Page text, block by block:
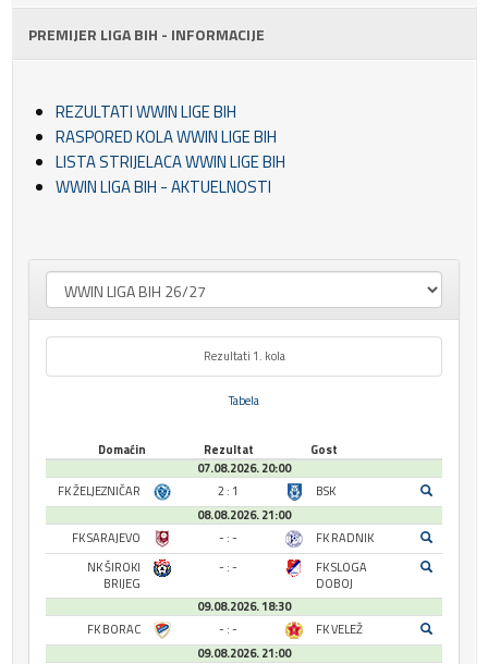
PREMIJER LIGA BIH - INFORMACIJE
REZULTATI WWIN LIGE BIH
RASPORED KOLA WWIN LIGE BIH
LISTA STRIJELACA WWIN LIGE BIH
WWIN LIGA BIH - AKTUELNOSTI
Rezultati 1. kola
Tabela
Domaćin Rezultat
Gost
07.08.2026. 20:00
FK ŽELJEZNIČAR
2 : 1
BSK
08.08.2026. 21:00
FK SARAJEVO
- : -
FK RADNIK
NK ŠIROKI
BRIJEG
- : -
FK SLOGA
DOBOJ
09.08.2026. 18:30
FK BORAC
- : -
FK VELEŽ
09.08.2026. 21:00